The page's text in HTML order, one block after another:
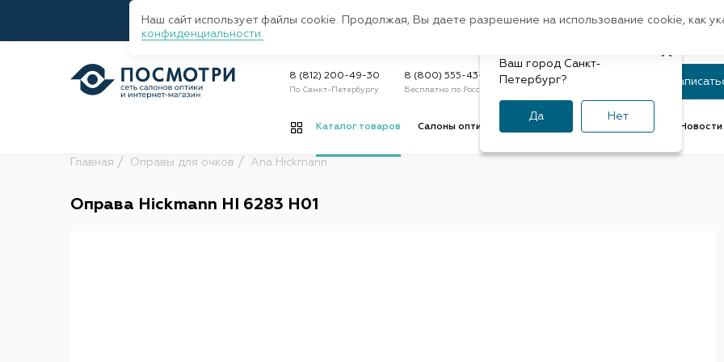
Регион:Санкт-Петербург Быстрая
8 (812) 200-49-30
По Санкт-Петербургу
8 (800) 555-43-47
Бесплатно по России
Статус заказа
Каталог товаров Салоны оптики Новости
Главная Оправы для очков Ana Hickmann
Оправа Hickmann HI 6283 H01
Ваш город Санкт-
Петербург?
Да Нет
Наш сайт использует файлы cookie. Продолжая, Вы даете разрешение на использование cookie, как
конфиденциальности.